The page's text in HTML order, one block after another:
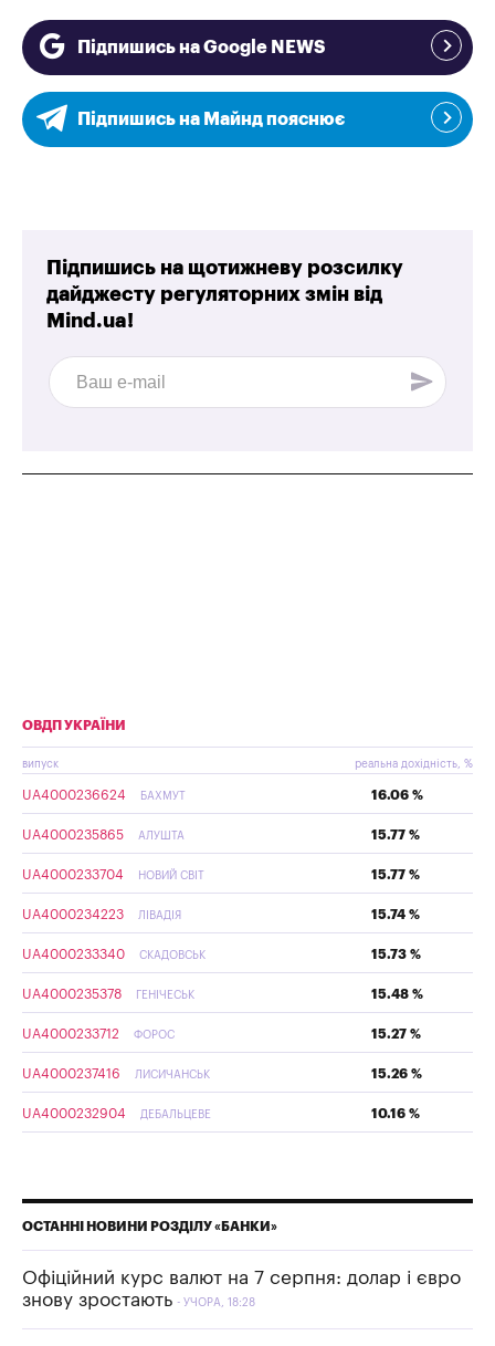
Підпишись на Google NEWS
Підпишись на Майнд пояснює
Підпишись на щотижневу розсилку
дайджесту регуляторних змін від
Mind.ua!
ОВДП УКРАЇНИ
випуск реальна дохідність, %
UA4000236624 БАХМУТ 16.06 %
UA4000235865 АЛУШТА 15.77 %
UA4000233704 НОВИЙ СВІТ 15.77 %
UA4000234223 ЛІВАДІЯ 15.74 %
UA4000233340 СКАДОВСЬК 15.73 %
UA4000235378 ГЕНІЧЕСЬК 15.48 %
UA4000233712 ФОРОС 15.27 %
UA4000237416 ЛИСИЧАНСЬК 15.26 %
UA4000232904 ДЕБАЛЬЦЕВЕ 10.16 %
ОСТАННІ НОВИНИ РОЗДІЛУ «БАНКИ»
Офіційний курс валют на 7 серпня: долар і євро
знову зростають
УЧОРА, 18:28